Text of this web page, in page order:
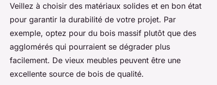
Veillez à choisir des matériaux solides et en bon état
pour garantir la durabilité de votre projet. Par
exemple, optez pour du bois massif plutôt que des
agglomérés qui pourraient se dégrader plus
facilement. De vieux meubles peuvent être une
excellente source de bois de qualité.